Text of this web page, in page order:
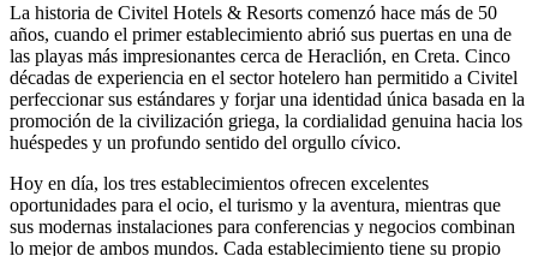
La historia de Civitel Hotels & Resorts comenzó hace más de 50
años, cuando el primer establecimiento abrió sus puertas en una de
las playas más impresionantes cerca de Heraclión, en Creta. Cinco
décadas de experiencia en el sector hotelero han permitido a Civitel
perfeccionar sus estándares y forjar una identidad única basada en la
promoción de la civilización griega, la cordialidad genuina hacia los
huéspedes y un profundo sentido del orgullo cívico.
Hoy en día, los tres establecimientos ofrecen excelentes
oportunidades para el ocio, el turismo y la aventura, mientras que
sus modernas instalaciones para conferencias y negocios combinan
lo mejor de ambos mundos. Cada establecimiento tiene su propio